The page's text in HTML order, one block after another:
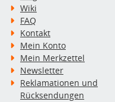
Wiki
FAQ
Kontakt
Mein Konto
Mein Merkzettel
Newsletter
Reklamationen und
Rücksendungen